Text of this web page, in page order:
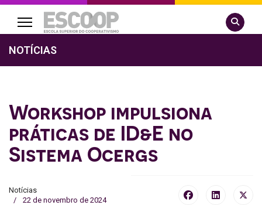
Pesquisar
NOTÍCIAS
Workshop impulsiona
práticas de ID&E no
Sistema Ocergs
Notícias
22 de novembro de 2024